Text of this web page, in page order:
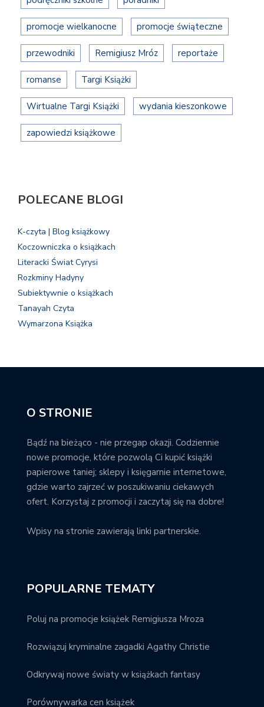
promocje wielkanocne promocje świąteczne
przewodniki Remigiusz Mróz reportaże
romanse Targi Książki
Wirtualne Targi Książki wydania kieszonkowe
zapowiedzi książkowe
POLECANE BLOGI
K-czyta | Blog książkowy
Koczowniczka o książkach
Literacki Świat Cyrysi
Rozkminy Hadyny
Subiektywnie o książkach
Tanayah Czyta
Wymarzona Książka
O STRONIE
Bądź na bieżąco - nie przegap okazji. Codziennie
nowe promocje, które pozwolą Ci kupić książki
papierowe taniej; sklepy i księgarnie internetowe,
gdzie warto zajrzeć w poszukiwaniu ciekawych
ofert. Korzystaj z promocji i zaczytaj się na dobre!
Wpisy na stronie zawierają linki partnerskie.
POPULARNE TEMATY
Poluj na promocje książek Remigiusza Mroza
Rozwiązuj kryminalne zagadki Agathy Christie
Odkrywaj nowe światy w książkach fantasy
Porównywarka cen książek